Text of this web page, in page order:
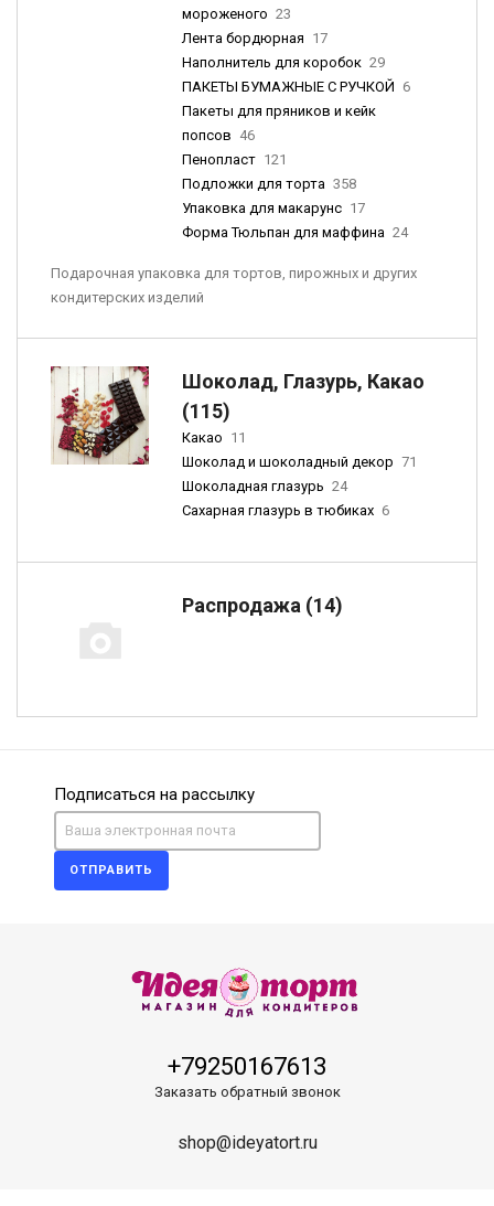
мороженого 23
Лента бордюрная 17
Наполнитель для коробок 29
ПАКЕТЫ БУМАЖНЫЕ С РУЧКОЙ 6
Пакеты для пряников и кейк
попсов 46
Пенопласт 121
Подложки для торта 358
Упаковка для макарунс 17
Форма Тюльпан для маффина 24
Подарочная упаковка для тортов, пирожных и других
кондитерских изделий
Шоколад, Глазурь, Какао
(115)
Какао 11
Шоколад и шоколадный декор 71
Шоколадная глазурь 24
Сахарная глазурь в тюбиках 6
Распродажа (14)
Подписаться на рассылку
ОТПРАВИТЬ
+79250167613
Заказать обратный звонок
shop@ideyatort.ru